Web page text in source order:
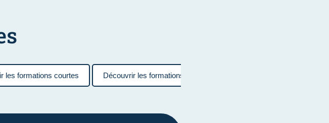
les formations courtes Découvrir les formations financées par la région (prf)